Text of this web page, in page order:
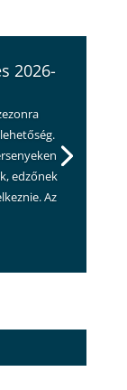
2026-
edzőnek
Az